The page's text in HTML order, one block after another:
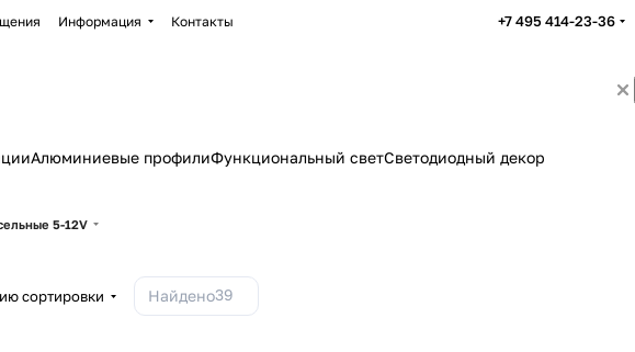
Информация Контакты +7 495 414-23-36
Алюминиевые профилиФункциональный светСветодиодный декор
5-12V
сортировки Найдено39